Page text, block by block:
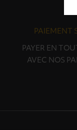
PAIEMENT
PAYER EN
AVEC NOS